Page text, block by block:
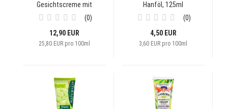
Gesichtscreme mit
Hanföl, 50ml
0
12,90 EUR
25,80 EUR pro 100ml
Hanföl, 125ml
0
4,50 EUR
3,60 EUR pro 100ml